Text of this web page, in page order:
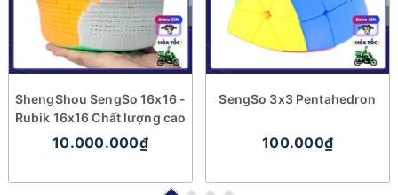
ShengShou SengSo 16x16 -
Rubik 16x16 Chất lượng cao
10.000.000₫
SengSo 3x3 Pentahedron
100.000₫